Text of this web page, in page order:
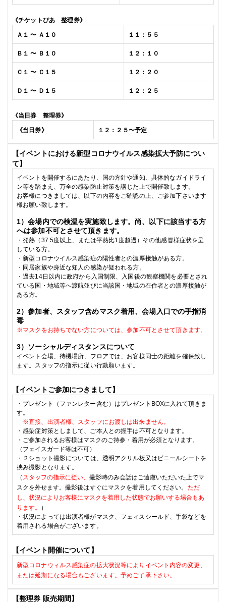
《チケットぴあ整理券》
Ａ１ 〜 Ａ１０ １１：５５
Ｂ１ 〜 Ｂ１０ １２：１０
Ｃ１ 〜 Ｃ１５ １２：２０
Ｄ１ 〜 Ｄ１５ １２：２５
《当日券 整理券》
《当日券》 １２：２５〜予定
【イベントにおける新型コロナウイルス感染拡大予防につい
て】
イベントを開催するにあたり、国の方針や通知、具体的なガイドライ
ン等を踏まえ、万全の感染防止対策を講じた上で開催致します。
お客様につきましては、以下の内容をご確認の上、ご参加下さいます
様お願い致します。
1）会場内での検温を実施致します。尚、以下に該当する方
へは参加不可とさせて頂きます。
・発熱（ 37.5度以上、または平熱比1 度超過）その他感冒様症状を呈
している方。
・新型コロナウイルス感染症の陽性者との濃厚接触がある方。
・ 同居家族や身近な知人の感染が疑われる方。
・過去14日以内に政府から入国制限、入国後の観察機関を必要とされ
ている国・地域等へ渡航並びに当該国・地域の在住者との濃厚接触が
ある方。
2）参加者、スタッフ含めマスク着用、会場入口での手指消
毒
※マスクをお持ちでない方については、参加不可とさせて頂きます。
3）ソーシャルディスタンスについて
イベント会場、待機場所、フロアでは、お客様同士の距離を確保致し
ます。スタッフの指示に従い行動願います。
【イベントご参加につきまして】
・ プレゼント（ファンレター含む）はプレゼントBOXに入れて頂きま
す。
※直接、出演者様、スタッフにお渡しは出来ません。
・感染症対策としまして、 ご本人との握手は不可となります。
・ ご参加されるお客様はマスクのご持参・着用が必須となります。
（フェイスガード等は不可）
・２ショット撮影については、透明アクリル板又はビニールシートを
挟み撮影となります。
（ スタッフの指示に従い、 撮影時のみ会話はご遠慮いただいた上でマ
スクを外せます。 撮影後はすぐにマスクを着用してください。 ただ
し、状況によりお客様にマスクを着用した状態でお願いする場合もあ
ります。
）
・状況によっては出演者様がマスク、フェィスシールド、手袋などを
着用される場合がございます。
【イベント開催について】
新型コロナウィルス感染症の拡大状況等によりイベント内容の変更、
または延期になる場合もございます。予めご了承下さい。
【整理券 販売期間】